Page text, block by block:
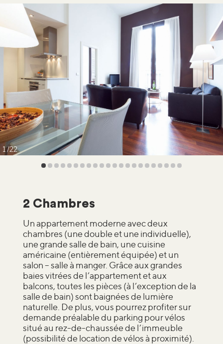
1 22
2 Chambres
Un appartement moderne avec deux
chambres (une double et une individuelle),
une grande salle de bain, une cuisine
américaine (entièrement équipée) et un
salon – salle à manger. Grâce aux grandes
baies vitrées de l’appartement et aux
balcons, toutes les pièces (à l’exception de la
salle de bain) sont baignées de lumière
naturelle. De plus, vous pourrez profiter sur
demande préalable du parking pour vélos
situé au rez-de-chaussée de l’immeuble
(possibilité de location de vélos à proximité).